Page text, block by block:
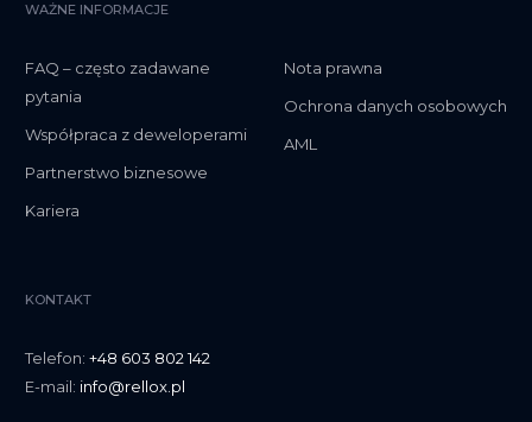
WAŻNE INFORMACJE
FAQ – często zadawane
pytania
Współpraca z deweloperami
Partnerstwo biznesowe
Kariera
Nota prawna
Ochrona danych osobowych
AML
KONTAKT
Telefon: +48 603 802 142
E-mail: info@rellox.pl